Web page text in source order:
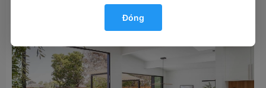
khi đóng cửa bật điều hòa trở lại.
Đóng